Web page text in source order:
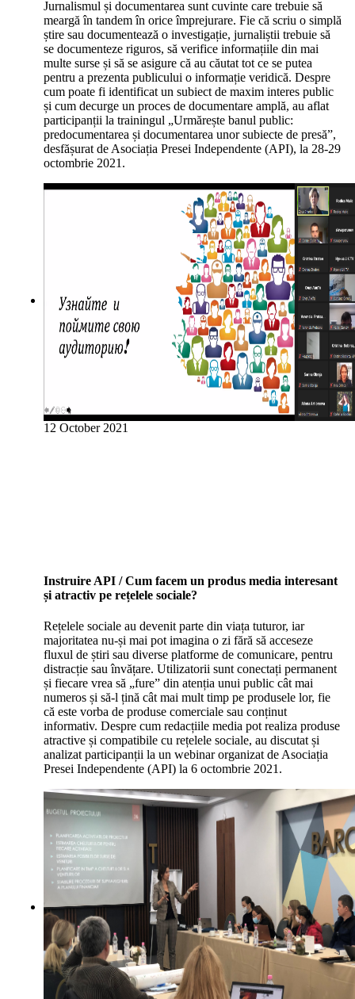
Jurnalismul și documentarea sunt cuvinte care trebuie să
meargă în tandem în orice împrejurare. Fie că scriu o simplă
știre sau documentează o investigație, jurnaliștii trebuie să
se documenteze riguros, să verifice informațiile din mai
multe surse și să se asigure că au căutat tot ce se putea
pentru a prezenta publicului o informație veridică. Despre
cum poate fi identificat un subiect de maxim interes public
și cum decurge un proces de documentare amplă, au aflat
participanții la trainingul „Urmărește banul public:
predocumentarea și documentarea unor subiecte de presă”,
desfășurat de Asociația Presei Independente (API), la 28-29
octombrie 2021.
12 October 2021
Instruire API / Cum facem un produs media interesant
și atractiv pe rețelele sociale?
Rețelele sociale au devenit parte din viața tuturor, iar
majoritatea nu-și mai pot imagina o zi fără să acceseze
fluxul de știri sau diverse platforme de comunicare, pentru
distracție sau învățare. Utilizatorii sunt conectați permanent
și fiecare vrea să „fure” din atenția unui public cât mai
numeros și să-l țină cât mai mult timp pe produsele lor, fie
că este vorba de produse comerciale sau conținut
informativ. Despre cum redacțiile media pot realiza produse
atractive și compatibile cu rețelele sociale, au discutat și
analizat participanții la un webinar organizat de Asociația
Presei Independente (API) la 6 octombrie 2021.